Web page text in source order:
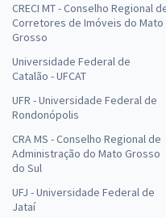
CRECI MT - Conselho Regional
Corretores de Imóveis do Mato
Grosso
Universidade Federal de
Catalão - UFCAT
UFR - Universidade Federal de
Rondonópolis
CRA MS - Conselho Regional de
Administração do Mato Grosso
do Sul
UFJ - Universidade Federal de
Jataí